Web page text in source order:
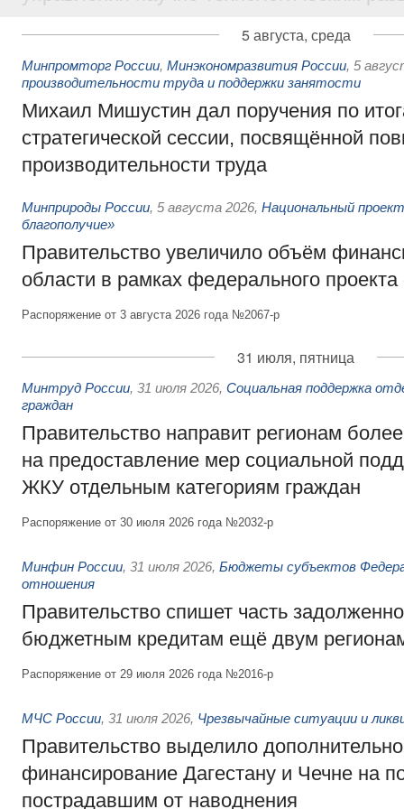
5 августа, среда
Минпромторг России, Минэкономразвития России, 5
производительности труда и поддержки занятости
Михаил Мишустин дал поручения по
стратегической сессии, посвящённой
производительности труда
Минприроды России, 5 августа 2026, Национальный
благополучие»
Правительство увеличило объём
области в рамках федерального
Распоряжение от 3 августа 2026 года №2067-р
31 июля, пятница
Минтруд России, 31 июля 2026, Социальная поддержка
граждан
Правительство направит регионам
на предоставление мер социальной
ЖКУ отдельным категориям граждан
Распоряжение от 30 июля 2026 года №2032-р
Минфин России, 31 июля 2026, Бюджеты субъектов
отношения
Правительство спишет часть
бюджетным кредитам ещё двум
Распоряжение от 29 июля 2026 года №2016-р
МЧС России, 31 июля 2026, Чрезвычайные ситуации и
Правительство выделило
финансирование Дагестану и Чечне на
пострадавшим от наводнения